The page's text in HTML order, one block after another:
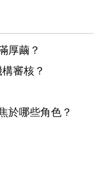
厚繭？
審核？
於哪些角色？